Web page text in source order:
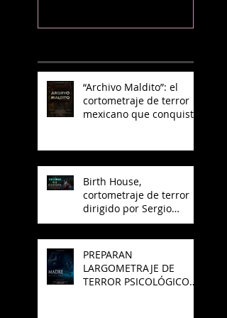
YouTube
“Archivo Maldito”: el
cortometraje de terror
mexicano que conquista
Birth House,
cortometraje de terror
dirigido por Sergio
Arroyo, es seleccionado
Film Project México
PREPARAN
LARGOMETRAJE DE
TERROR PSICOLÓGICO